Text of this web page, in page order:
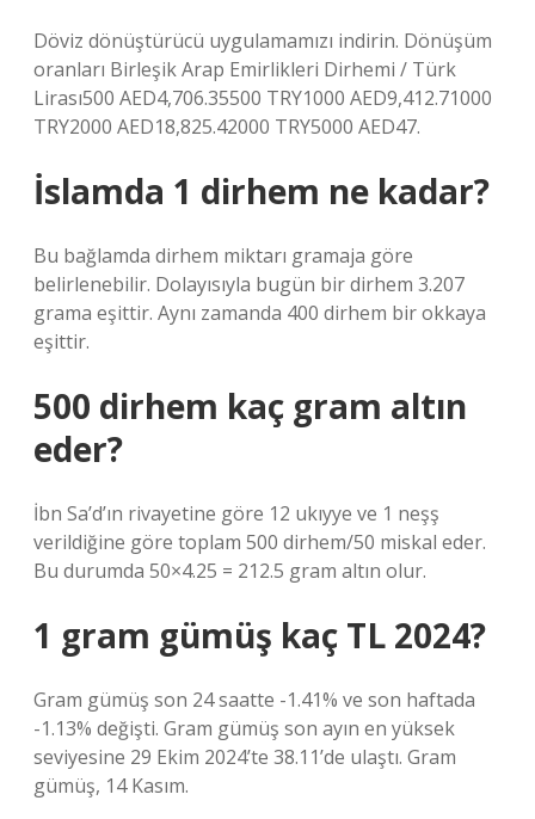
Döviz dönüştürücü uygulamamızı indirin. Dönüşüm
oranları Birleşik Arap Emirlikleri Dirhemi / Türk
Lirası500 AED4,706.35500 TRY1000 AED9,412.71000
TRY2000 AED18,825.42000 TRY5000 AED47.
İslamda 1 dirhem ne kadar?
Bu bağlamda dirhem miktarı gramaja göre
belirlenebilir. Dolayısıyla bugün bir dirhem 3.207
grama eşittir. Aynı zamanda 400 dirhem bir okkaya
eşittir.
500 dirhem kaç gram altın
eder?
İbn Sa’d’ın rivayetine göre 12 ukıyye ve 1 neşş
verildiğine göre toplam 500 dirhem/50 miskal eder.
Bu durumda 50×4.25 = 212.5 gram altın olur.
1 gram gümüş kaç TL 2024?
Gram gümüş son 24 saatte -1.41% ve son haftada
-1.13% değişti. Gram gümüş son ayın en yüksek
seviyesine 29 Ekim 2024’te 38.11’de ulaştı. Gram
gümüş, 14 Kasım.